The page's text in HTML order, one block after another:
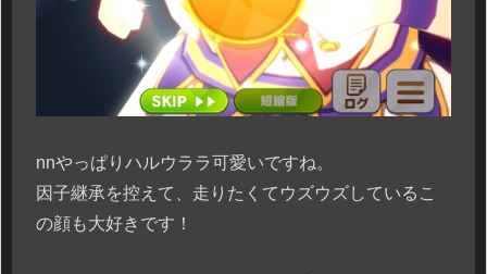
nnやっぱりハルウララ可愛いですね。
因子継承を控えて、走りたくてウズウズしているこ
の顔も大好きです！